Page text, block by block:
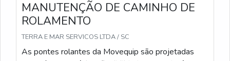
MANUTENÇÃO DE CAMINHO DE
ROLAMENTO
TERRA E MAR SERVICOS LTDA / SC
As pontes rolantes da Movequip são projetadas